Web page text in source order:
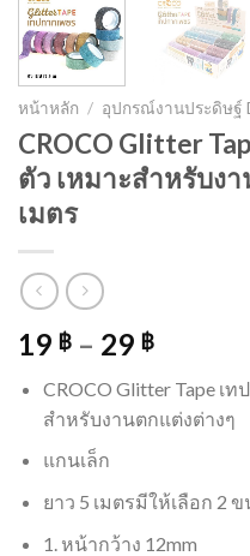
หน้าหลัก / อุปกรณ์งานประดิษฐ์
CROCO Glitter
ตัว เหมาะสำหรับง
เมตร
19 ฿ – 29 ฿
CROCO Glitter Tape เ
สำหรับงานตกแต่งต่างๆ
แกนเล็ก
ยาว 5 เมตรมีให้เลือก 2
1. หน้ากว้าง 12mm